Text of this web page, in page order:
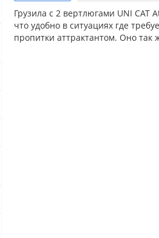
Грузила с 2 вертлюгами UNI CAT
что удобно в ситуациях где
пропитки аттрактантом. Оно так